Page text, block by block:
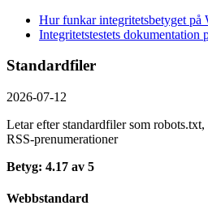
Hur funkar integritetsbetyget på
Integritetstestets dokumentation
Standardfiler
2026-07-12
Letar efter standardfiler som
RSS-prenumerationer
Betyg: 4.17 av 5
Webbstandard